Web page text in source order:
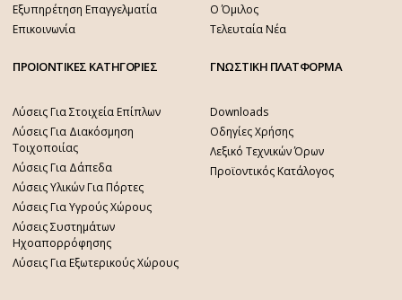
Εξυπηρέτηση Επαγγελματία
Επικοινωνία
Ο Όμιλος
Τελευταία Νέα
ΠΡΟΙΟΝΤΙΚΕΣ ΚΑΤΗΓΟΡΙΕΣ
Λύσεις Για Στοιχεία Επίπλων
Λύσεις Για Διακόσμηση
Τοιχοποιίας
Λύσεις Για Δάπεδα
Λύσεις Υλικών Για Πόρτες
Λύσεις Για Υγρούς Χώρους
Λύσεις Συστημάτων
Ηχοαπορρόφησης
Λύσεις Για Εξωτερικούς Χώρους
ΓΝΩΣΤΙΚΗ ΠΛΑΤΦΟΡΜΑ
Downloads
Οδηγίες Χρήσης
Λεξικό Τεχνικών Όρων
Προϊοντικός Κατάλογος